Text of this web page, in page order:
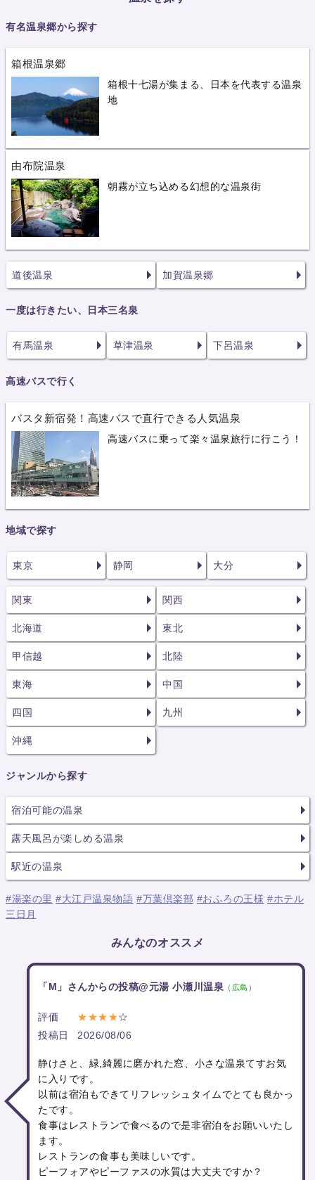
有名温泉郷から探す
箱根温泉郷
箱根十七湯が集まる、日本を代表する温泉
地
由布院温泉
朝霧が立ち込める幻想的な温泉街
道後温泉 加賀温泉郷
一度は行きたい、日本三名泉
有馬温泉 草津温泉 下呂温泉
高速バスで行く
バスタ新宿発！高速バスで直行できる人気温泉
高速バスに乗って楽々温泉旅行に行こう！
地域で探す
東京 静岡 大分
関東 関西
北海道 東北
甲信越 北陸
東海 中国
四国 九州
沖縄
ジャンルから探す
宿泊可能の温泉
露天風呂が楽しめる温泉
駅近の温泉
#湯楽の里 #大江戸温泉物語 #万葉倶楽部 #おふろの王様 #ホテル
三日月
みんなのオススメ
「M」さんからの投稿@元湯 小瀬川温泉 （広島）
評価 ★★★★☆
投稿日
2026/08/06
静けさと、緑,綺麗に磨かれた窓、小さな温泉てすお気
に入りです。
以前は宿泊もできてリフレッシュタイムでとても良かっ
たです。
食事はレストランで食べるので是非宿泊をお願いいたし
ます。
レストランの食事も美味しいです。
ピーフォアやピーファスの水質は大丈夫ですか？